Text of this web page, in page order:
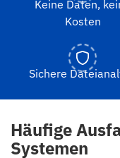
Keine Daten,
Kosten
Sichere
Häufige
Systemen